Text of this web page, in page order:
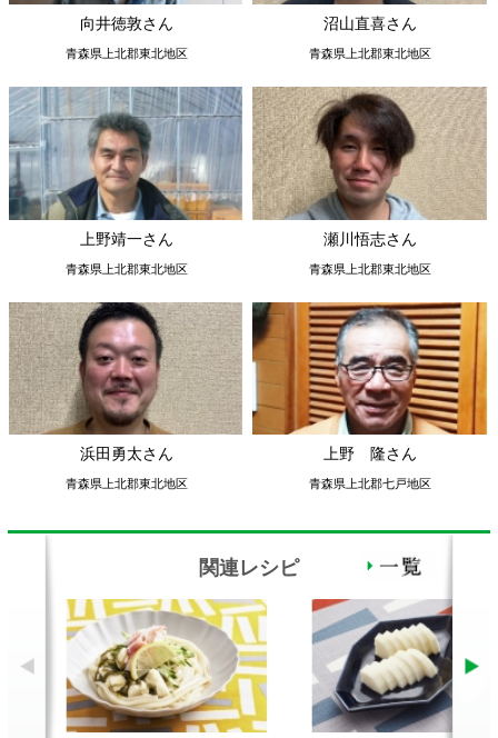
上野靖一さん 瀬川悟志さん
浜田勇太さん
青森県上北郡東北地区
上野 隆さん
青森県上北郡七戸地区
関連レシピ
顔が見える食品。
野菜。
加工品。
レシピ 動画Gallery